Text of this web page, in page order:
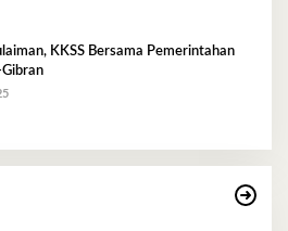
KKSS Bersama Pemerintahan